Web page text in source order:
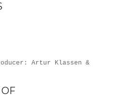
Artur Klassen &